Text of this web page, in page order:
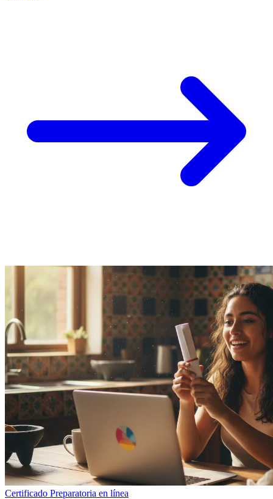
Certificado Preparatoria en línea